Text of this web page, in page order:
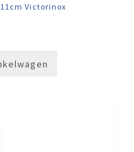
Victorinox